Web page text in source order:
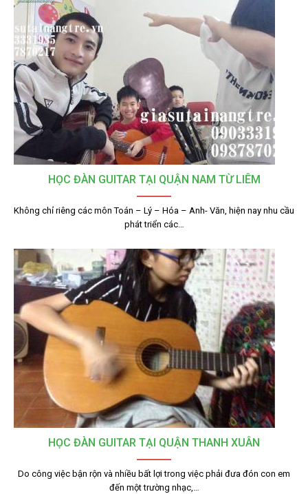
HỌC ĐÀN GUITAR TẠI QUẬN NAM TỪ LIÊM
Không chỉ riêng các môn Toán – Lý – Hóa – Anh- Văn, hiện nay nhu cầu
phát triển các…
HỌC ĐÀN GUITAR TẠI QUẬN THANH XUÂN
Do công việc bận rộn và nhiều bất lợi trong việc phải đưa đón con em
đến một trường nhạc,…